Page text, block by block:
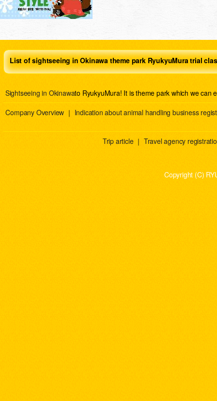
List of sightseeing in Okinawa theme park RyukyuMura trial
Sightseeing in Okinawato RyukyuMura! It is theme park which we can
Company Overview ｜ Indication about animal handling business
Trip article ｜ Travel agency
Copyright (C)